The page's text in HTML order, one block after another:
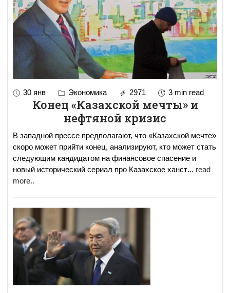
30 янв Экономика 2971 3 min read
Конец «Казахской мечты» и
нефтяной кризис
В западной прессе предполагают, что «Казахской мечте»
скоро может прийти конец, анализируют, кто может стать
следующим кандидатом на финансовое спасение и
новый исторический сериал про Казахское ханст... read
more..